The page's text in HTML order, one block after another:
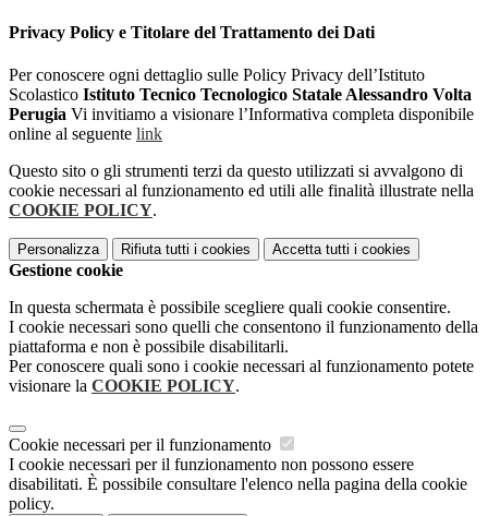
Privacy Policy e Titolare del Trattamento dei Dati
Per conoscere ogni dettaglio sulle Policy Privacy dell’Istituto
Scolastico Istituto Tecnico Tecnologico Statale Alessandro Volta
Perugia Vi invitiamo a visionare l’Informativa completa disponibile
online al seguente link
Questo sito o gli strumenti terzi da questo utilizzati si avvalgono di
cookie necessari al funzionamento ed utili alle finalità illustrate nella
COOKIE POLICY.
Personalizza Rifiuta tutti i cookies Accetta tutti i cookies
Gestione cookie
In questa schermata è possibile scegliere quali cookie consentire.
I cookie necessari sono quelli che consentono il funzionamento della
piattaforma e non è possibile disabilitarli.
Per conoscere quali sono i cookie necessari al funzionamento potete
visionare la COOKIE POLICY.
Cookie necessari per il funzionamento
I cookie necessari per il funzionamento non possono essere
disabilitati. È possibile consultare l'elenco nella pagina della cookie
policy.